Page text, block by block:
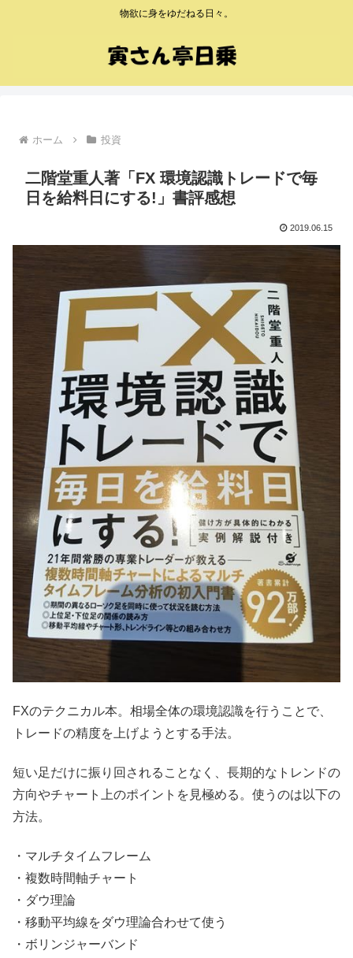
物欲に身をゆだねる日々。
ホーム 投資
二階堂重人著「FX 環境認識トレードで毎
日を給料日にする!」書評感想
2019.06.15
FXのテクニカル本。相場全体の環境認識を行うことで、
トレードの精度を上げようとする手法。
短い足だけに振り回されることなく、長期的なトレンドの
方向やチャート上のポイントを見極める。使うのは以下の
方法。
・マルチタイムフレーム
・複数時間軸チャート
・ダウ理論
・移動平均線をダウ理論合わせて使う
・ボリンジャーバンド